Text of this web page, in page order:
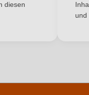
Südtirol
diesen
und